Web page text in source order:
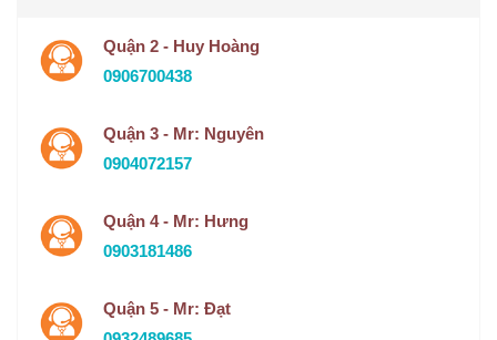
Quận 2 - Huy Hoàng
0906700438
Quận 3 - Mr: Nguyên
0904072157
Quận 4 - Mr: Hưng
0903181486
Quận 5 - Mr: Đạt